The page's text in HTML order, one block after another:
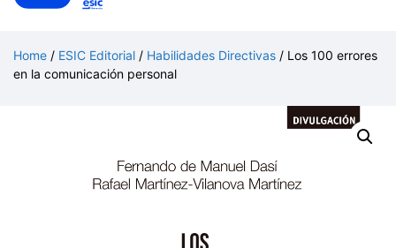
Home / ESIC Editorial / Habilidades Directivas / Los 100 errores
en la comunicación personal